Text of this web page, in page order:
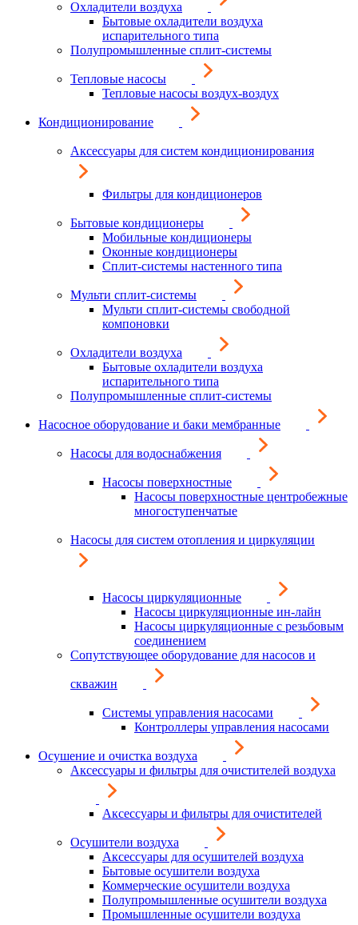
Охладители воздуха
Бытовые охладители воздуха
испарительного типа
Полупромышленные сплит-системы
Тепловые насосы
Тепловые насосы воздух-воздух
Кондиционирование
Аксессуары для систем кондиционирования
Фильтры для кондиционеров
Бытовые кондиционеры
Мобильные кондиционеры
Оконные кондиционеры
Сплит-системы настенного типа
Мульти сплит-системы
Мульти сплит-системы свободной
компоновки
Охладители воздуха
Бытовые охладители воздуха
испарительного типа
Полупромышленные сплит-системы
Насосное оборудование и баки мембранные
Насосы для водоснабжения
Насосы поверхностные
Насосы поверхностные центробежные
многоступенчатые
Насосы для систем отопления и циркуляции
Насосы циркуляционные
Насосы циркуляционные ин-лайн
Насосы циркуляционные с резьбовым
соединением
Сопутствующее оборудование для насосов и
скважин
Системы управления насосами
Контроллеры управления насосами
Осушение и очистка воздуха
Аксессуары и фильтры для очистителей воздуха
Аксессуары и фильтры для очистителей
Осушители воздуха
Аксессуары для осушителей воздуха
Бытовые осушители воздуха
Коммерческие осушители воздуха
Полупромышленные осушители воздуха
Промышленные осушители воздуха